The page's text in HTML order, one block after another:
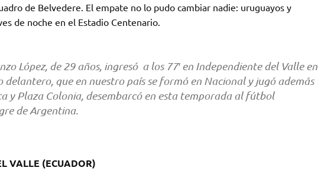
de Belvedere. El empate no lo pudo cambiar nadie: uruguayos y
de noche en el Estadio Centenario.
López, de 29 años, ingresó a los 77′ en Independiente del Valle en
delantero, que en nuestro país se formó en Nacional y jugó además
y Plaza Colonia, desembarcó en esta temporada al fútbol
de Argentina.
VALLE (ECUADOR)